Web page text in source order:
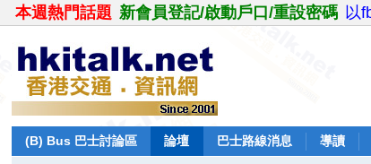
本週熱門話題 新會員登記/啟動戶口/重設密碼 以
(B) Bus 巴士討論區 論壇 巴士路線消息 導讀